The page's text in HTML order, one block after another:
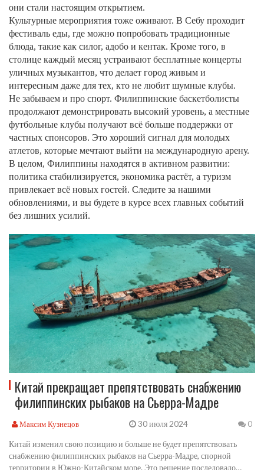
они стали настоящим открытием.
Культурные мероприятия тоже оживают. В Себу проходит
фестиваль еды, где можно попробовать традиционные
блюда, такие как силог, адобо и кентак. Кроме того, в
столице каждый месяц устраивают бесплатные концерты
уличных музыкантов, что делает город живым и
интересным даже для тех, кто не любит шумные клубы.
Не забываем и про спорт. Филиппинские баскетболисты
продолжают демонстрировать высокий уровень, а местные
футбольные клубы получают всё больше поддержки от
частных спонсоров. Это хороший сигнал для молодых
атлетов, которые мечтают выйти на международную арену.
В целом, Филиппины находятся в активном развитии:
политика стабилизируется, экономика растёт, а туризм
привлекает всё новых гостей. Следите за нашими
обновлениями, и вы будете в курсе всех главных событий
без лишних усилий.
Китай прекращает препятствовать снабжению
филиппинских рыбаков на Сьерра-Мадре
Максим Кузнецов 30 июля 2024 0
Китай изменил свою позицию и больше не будет препятствовать
снабжению филиппинских рыбаков на Сьерра-Мадре, спорной
территории в Южно-Китайском море. Это решение последовало